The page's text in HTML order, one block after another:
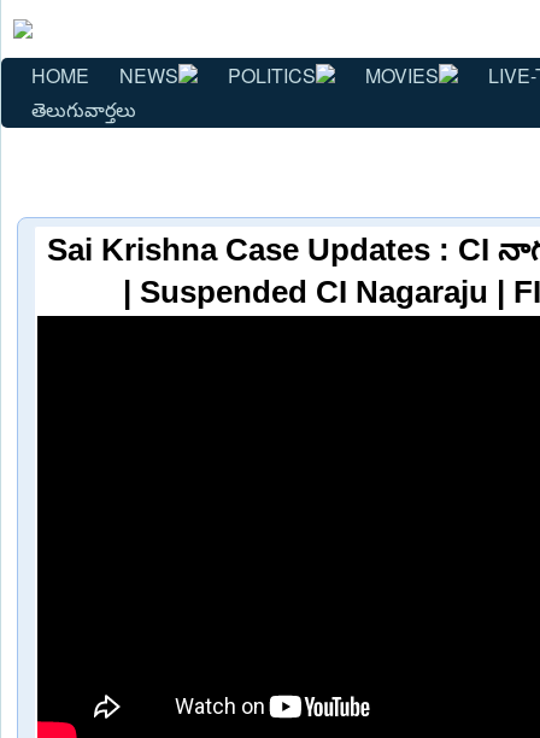
HOME NEWS POLITICS MOVIES
తెలుగువార్తలు
Sai Krishna Case Updates : CI
| Suspended CI Nagaraju |